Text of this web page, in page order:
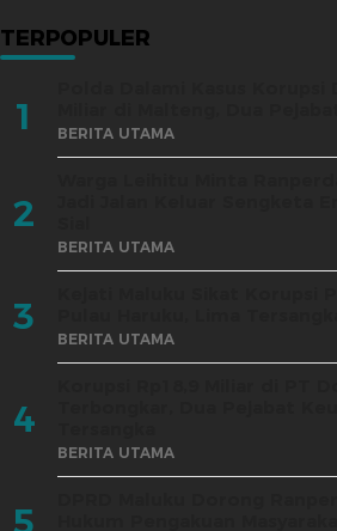
TERPOPULER
1 BERITA UTAMA
2
BERITA UTAMA
3 BERITA UTAMA
4
BERITA UTAMA
5